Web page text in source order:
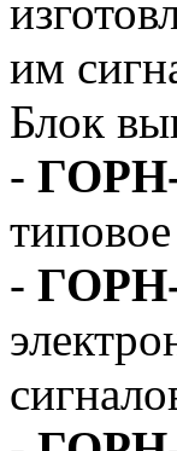
им
Блок
-
-